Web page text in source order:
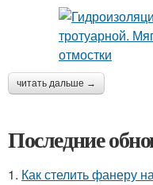
читать дальше →
Последние
1. Как стелить фанеру